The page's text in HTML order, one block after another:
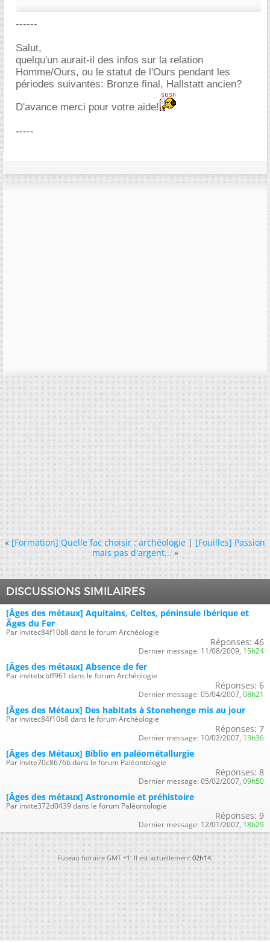
------
Salut,
quelqu'un aurait-il des infos sur la relation
Homme/Ours, ou le statut de l'Ours pendant les
périodes suivantes: Bronze final, Hallstatt ancien?
D'avance merci pour votre aide!
-----
« [Formation] Quelle fac choisir : archéologie|[Fouilles] Passion
mais pas d'argent... »
DISCUSSIONS SIMILAIRES
[Âges des métaux] Aquitains, Celtes, péninsule Ibérique et
ges du Fer
Par invitec84f10b8 dans le forum Archéologie
Réponses: 46
Dernier message: 11/08/2009, 15h24
[Âges des métaux] Absence de fer
Par invitebcbff961 dans le forum Archéologie
Réponses: 6
Dernier message: 05/04/2007, 08h21
[Âges des Métaux] Des habitats à Stonehenge mis au jour
Par invitec84f10b8 dans le forum Archéologie
Réponses: 7
Dernier message: 10/02/2007, 13h36
[Âges des Métaux] Biblio en paléométallurgie
Par invite70c8676b dans le forum Paléontologie
Réponses: 8
Dernier message: 05/02/2007, 09h50
[Âges des métaux] Astronomie et préhistoire
Par invite372d0439 dans le forum Paléontologie
Réponses: 9
Dernier message: 12/01/2007, 18h29
Fuseau horaire GMT +1. Il est actuellement02h14.